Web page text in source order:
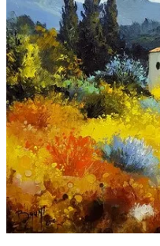
Contact
Newsletter
BLOG
Français